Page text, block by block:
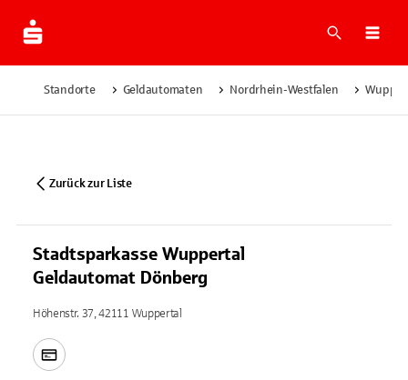
Suche
Standorte Geldautomaten Nordrhein-Westfalen
Zurück zur Liste
Stadtsparkasse Wuppertal
Geldautomat Dönberg
Höhenstr. 37, 42111 Wuppertal